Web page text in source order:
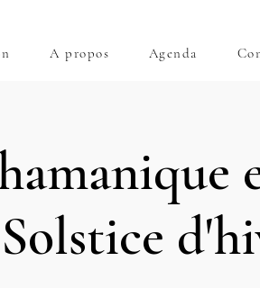
A propos Agenda
Solstice